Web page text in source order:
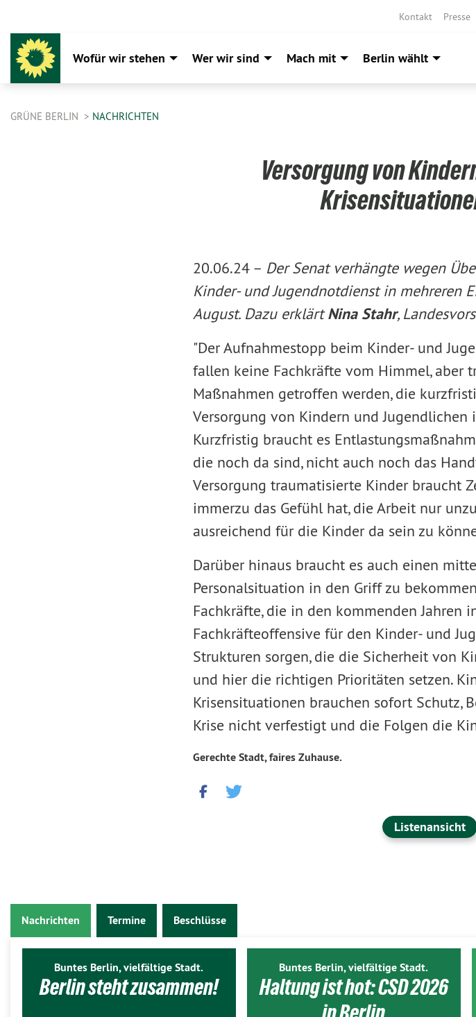
Kontakt Presse
Wofür wir stehen Wer wir sind Mach mit Berlin wählt
GRÜNE BERLIN NACHRICHTEN
Versorgung von
20.06.24 – Der Senat verhängte wegen
Kinder- und Jugendnotdienst in mehreren
August. Dazu erklärtNina Stahr,
"Der Aufnahmestopp beim Kinder- und
fallen keine Fachkräfte vom Himmel, aber
Maßnahmen getroffen werden, die
Versorgung von Kindern und
Kurzfristig braucht es
die noch da sind, nicht auch noch das
Versorgung traumatisierte Kinder braucht
immerzu das Gefühl hat, die Arbeit nur
ausreichend für die Kinder da sein zu
Darüber hinaus braucht es auch einen
Personalsituation in den Griff zu
Fachkräfte, die in den kommenden Jahren
Fachkräfteoffensive für den Kinder- und
Strukturen sorgen, die die Sicherheit von
und hier die richtigen Prioritäten setzen.
Krisensituationen brauchen sofort Schutz,
Krise nicht verfestigt und die Folgen die
Gerechte Stadt, faires Zuhause.
Listenansicht
Nachrichten Termine Beschlüsse
Buntes Berlin, vielfältige Stadt.
Berlin steht zusammen!
Buntes Berlin, vielfältige Stadt.
Haltung ist hot: CSD 2026